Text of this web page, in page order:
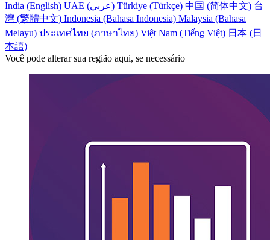
India (English)
UAE (عربي) Türkiye (Türkçe) 中国 (简体中文) 台
灣 (繁體中文) Indonesia (Bahasa Indonesia) Malaysia (Bahasa
Melayu) ประเทศไทย (ภาษาไทย) Việt Nam (Tiếng Việt) 日本 (日
本語)
Você pode alterar sua região aqui, se necessário